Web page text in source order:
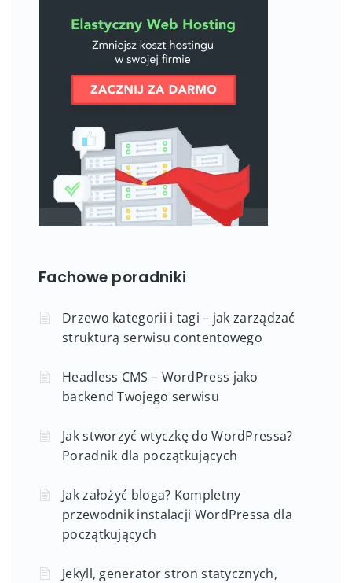
Fachowe poradniki
Drzewo kategorii i tagi – jak zarządzać
strukturą serwisu contentowego
Headless CMS – WordPress jako
backend Twojego serwisu
Jak stworzyć wtyczkę do WordPressa?
Poradnik dla początkujących
Jak założyć bloga? Kompletny
przewodnik instalacji WordPressa dla
początkujących
Jekyll, generator stron statycznych,